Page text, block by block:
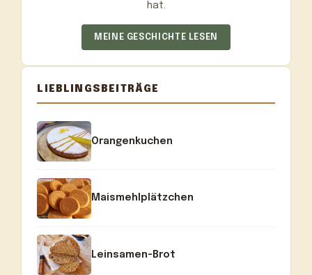
hat.
MEINE GESCHICHTE LESEN
LIEBLINGSBEITRÄGE
Orangenkuchen
Maismehlplätzchen
Leinsamen-Brot